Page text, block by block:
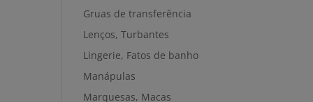
Gruas de transferência
Lenços, Turbantes
Lingerie, Fatos de banho
Manápulas
Marquesas, Macas